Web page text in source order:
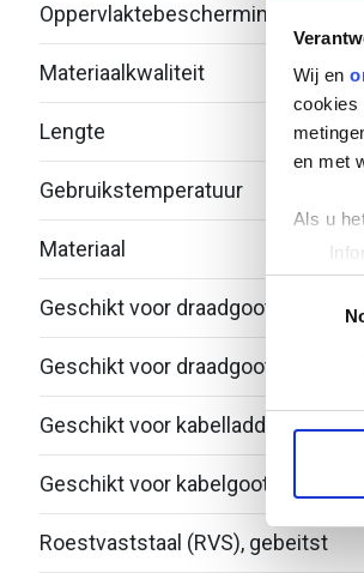
Wij en
cookies
en met
Als u
Uw
Lees
media,
Oppervlaktebescherming
Materiaalkwaliteit
Lengte
Gebruikstemperatuur
Materiaal
Geschikt voor draadgoot
Geschikt voor draadgootdraad
Geschikt voor kabelladder
Geschikt voor kabelgoot
Roestvaststaal (RVS), gebeitst